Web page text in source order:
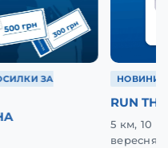
ЗА
НОВИНИ
RUN
5 км, 10
вересня